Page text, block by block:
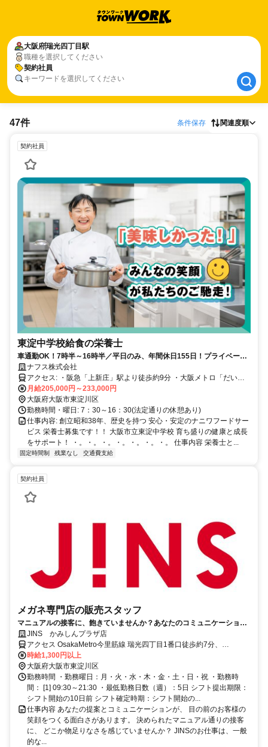
大阪府瑞光四丁目駅
職種を選択してください
契約社員
キーワードを選択してください
大阪府瑞光四丁目駅
契約社員
47件 条件保存 関連度順
契約社員
東淀中学校給食の栄養士
車通勤OK！7時半～16時半／平日のみ、年間休日155日！プライベート
充実の栄養士募集！美味しい昼食付
ナフス株式会社
アクセス: ・阪急「上新庄」駅より徒歩約9分 ・大阪メトロ「だいど
う豊里」駅より徒歩10分 ・大阪メトロ「瑞光四丁目」駅より徒歩15
分 ・おおさか東線「JR淡路」駅より車で10分
月給205,000円～233,000円
大阪府大阪市東淀川区
勤務時間・曜日: 7：30～16：30(法定通りの休憩あり)
仕事内容: 創立昭和38年、歴史を持つ 安心・安定のナニワフードサー
ビス 栄養士募集です！！ 大阪市立東淀中学校 育ち盛りの健康と成長
をサポート！ ・。・。・。・。・。・。・。 仕事内容 栄養士と...
固定時間制 残業なし 交通費支給
契約社員
メガネ専門店の販売スタッフ
マニュアルの接客に、飽きていませんか？あなたのコミュニケーション
力・提案力を活かし、お客様の日常を変えるプロの接客へ。
JINS かみしんプラザ店
アクセス OsakaMetro今里筋線 瑞光四丁目1番口徒歩約7分、
OsakaMetro今里筋線 だいどう豊里2番口徒歩約9分、阪急京都本線 上
新庄南口徒歩約12分 大阪メトロ今里筋線「瑞光四丁目駅」より徒歩7
分 阪急京都線「上新庄駅」より徒歩10分
時給1,300円以上
大阪府大阪市東淀川区
勤務時間 ・勤務曜日：月・火・水・木・金・土・日・祝 ・勤務時
間： [1] 09:30～21:30 ・最低勤務日数（週）：5日 シフト提出期限：
シフト開始の10日前 シフト確定時期：シフト開始の...
仕事内容 あなたの提案とコミュニケーションが、 目の前のお客様の
笑顔をつくる面白さがあります。 決められたマニュアル通りの接客
に、 どこか物足りなさを感じていませんか？ JINSのお仕事は、一般
的な...